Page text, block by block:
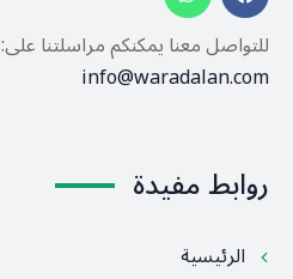
للتواصل معنا يمكنكم مراسلتنا على:
info@waradalan.com
روابط مفيدة
الرئيسية